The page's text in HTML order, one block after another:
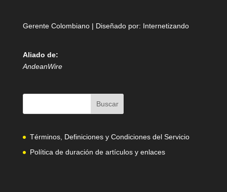
Gerente Colombiano | Diseñado por: Internetizando
Aliado de:
AndeanWire
Términos, Definiciones y Condiciones del Servicio
Política de duración de artículos y enlaces